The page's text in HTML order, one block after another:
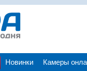
Новинки Камеры